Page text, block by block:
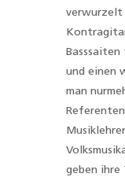
verwurzelt
und einen
man
geben ihre